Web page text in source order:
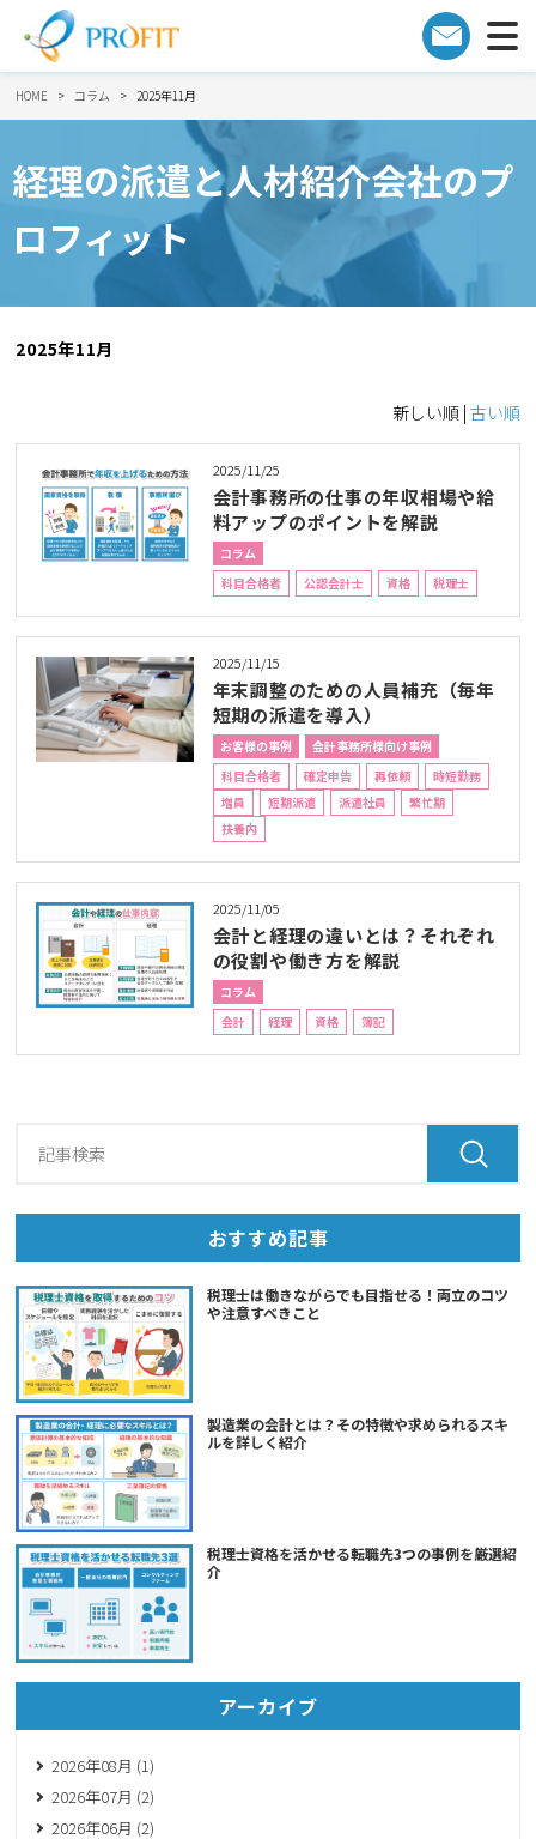
HOME コラム 2025年11月
経理の派遣と人材紹介会社のプ
ロフィット
2025年11月
新しい順 | 古い順
2025/11/25
会計事務所の仕事の年収相場や給
料アップのポイントを解説
コラム
科目合格者
公認会計士 資格 税理士
2025/11/15
年末調整のための人員補充（毎年
短期の派遣を導入）
お客様の事例
会計事務所様向け事例
科目合格者
確定申告 再依頼
時短勤務
増員
短期派遣 派遣社員
繁忙期
扶養内
2025/11/05
会計と経理の違いとは？それぞれ
の役割や働き方を解説
コラム
会計
経理 資格 簿記
おすすめ記事
税理士は働きながらでも目指せる！両立のコツ
や注意すべきこと
製造業の会計とは？その特徴や求められるスキ
ルを詳しく紹介
税理士資格を活かせる転職先3つの事例を厳選紹
介
アーカイブ
2026年08月 (1)
2026年07月 (2)
2026年06月 (2)